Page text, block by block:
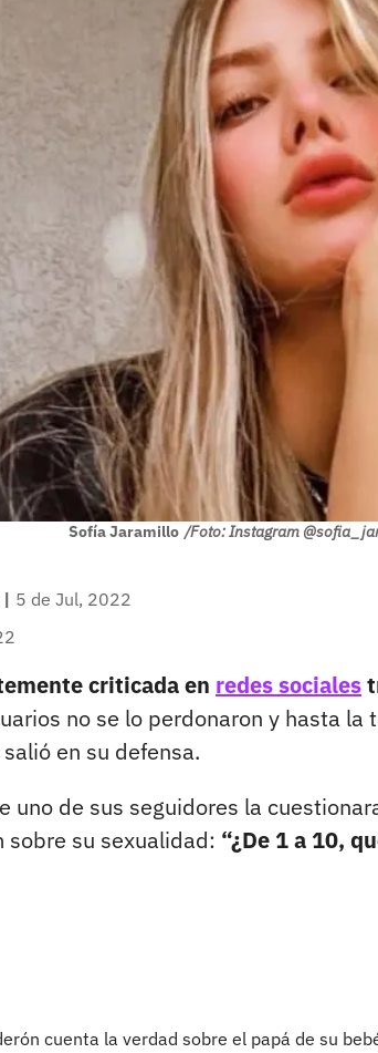
Sofía Jaramillo /Foto: Instagram
| 5 de Jul, 2022
criticada en redes sociales
no se lo perdonaron y hasta
en su defensa.
uno de sus seguidores la
su sexualidad: “¿De 1 a 10,
cuenta la verdad sobre el papá de su